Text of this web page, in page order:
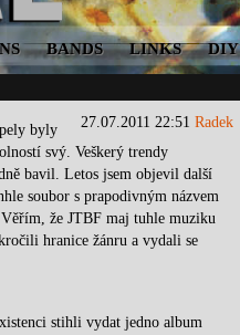
BANDS LINKS DIY
27.07.2011 22:51 Radek
byly
svý. Veškerý trendy
bavil. Letos jsem objevil další
soubor s prapodivným názvem
že JTBF maj tuhle muziku
hranice žánru a vydali se
stihli vydat jedno album